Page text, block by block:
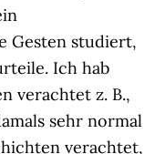
Gesten studiert,
Ich hab
verachtet z. B.,
sehr normal
verachtet,